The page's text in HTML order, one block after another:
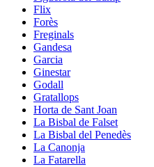
Flix
Forès
Freginals
Gandesa
Garcia
Ginestar
Godall
Gratallops
Horta de Sant Joan
La Bisbal de Falset
La Bisbal del Penedès
La Canonja
La Fatarella